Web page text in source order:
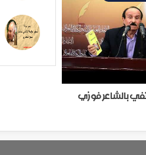
بالشاعر فوزي